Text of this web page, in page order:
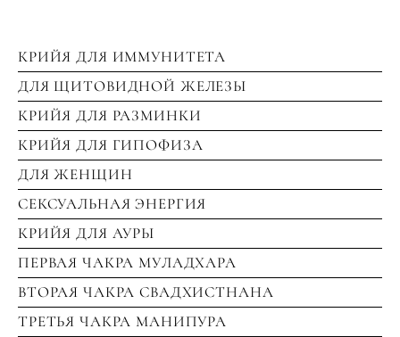
КРИЙЯ ДЛЯ ИММУНИТЕТА
ДЛЯ ЩИТОВИДНОЙ ЖЕЛЕЗЫ
КРИЙЯ ДЛЯ РАЗМИНКИ
КРИЙЯ ДЛЯ ГИПОФИЗА
ДЛЯ ЖЕНЩИН
СЕКСУАЛЬНАЯ ЭНЕРГИЯ
КРИЙЯ ДЛЯ АУРЫ
ПЕРВАЯ ЧАКРА МУЛАДХАРА
ВТОРАЯ ЧАКРА СВАДХИСТНАНА
ТРЕТЬЯ ЧАКРА МАНИПУРА